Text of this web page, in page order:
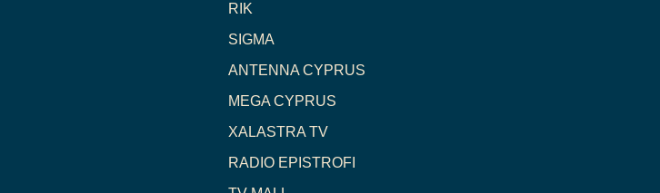
RIK
SIGMA
ANTENNA CYPRUS
MEGA CYPRUS
XALASTRA TV
RADIO EPISTROFI